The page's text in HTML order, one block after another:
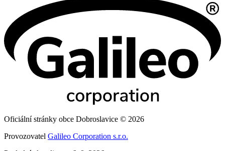
Oficiální stránky obce Dobroslavice © 2026
Provozovatel Galileo Corporation s.r.o.